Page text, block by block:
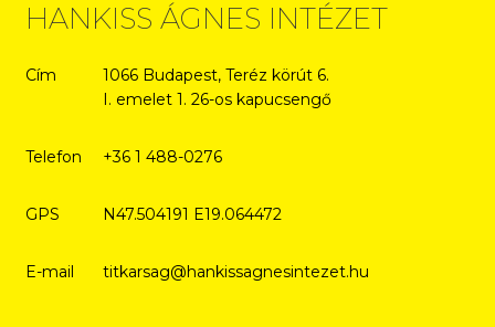
HANKISS ÁGNES INTÉZET
Cím
1066 Budapest, Teréz körút 6.
I. emelet 1. 26-os kapucsengő
Telefon +36 1 488-0276
GPS N47.504191 E19.064472
E-mail titkarsag@hankissagnesintezet.hu